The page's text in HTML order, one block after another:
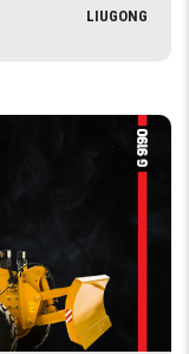
LIUGONG